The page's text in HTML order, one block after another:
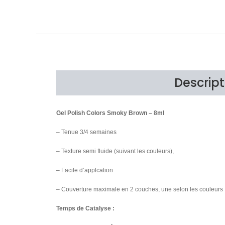
Gel Polish Colors Smoky Brown – 8ml
– Tenue 3/4 semaines
– Texture semi fluide (suivant les couleurs),
– Facile d’applcation
– Couverture maximale en 2 couches, une selon les couleurs
Temps de Catalyse :